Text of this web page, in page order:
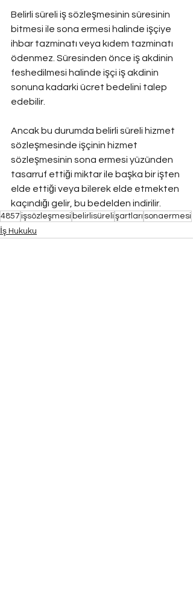
Belirli süreli iş sözleşmesinin süresinin
bitmesi ile sona ermesi halinde işçiye
ihbar tazminatı veya kıdem tazminatı
ödenmez. Süresinden önce iş akdinin
feshedilmesi halinde işçi iş akdinin
sonuna kadarki ücret bedelini talep
edebilir.
Ancak bu durumda belirli süreli hizmet
sözleşmesinde işçinin hizmet
sözleşmesinin sona ermesi yüzünden
tasarruf ettiği miktar ile başka bir işten
elde ettiği veya bilerek elde etmekten
kaçındığı gelir, bu bedelden indirilir.
4857 işsözleşmesi belirlisüreli şartları sonaermesi
İş Hukuku